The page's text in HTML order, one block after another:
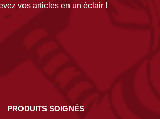
vos articles en un éclair !
PRODUITS SOIGNÉS